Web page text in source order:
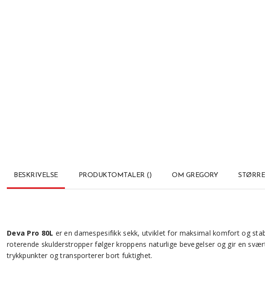
BESKRIVELSE PRODUKTOMTALER () OM GREGORY
Deva Pro 80L er en damespesifikk sekk, utviklet for maksimal komfort og
roterende skulderstropper følger kroppens naturlige bevegelser og gir en
trykkpunkter og transporterer bort fuktighet.